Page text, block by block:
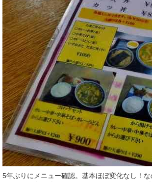
5年ぶりにメニュー確認。基本ほぼ変化なし！